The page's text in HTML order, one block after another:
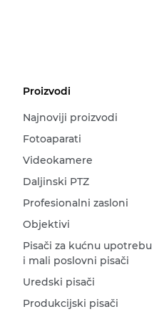
Proizvodi
Najnoviji proizvodi
Fotoaparati
Videokamere
Daljinski PTZ
Profesionalni zasloni
Objektivi
Pisači za kućnu upotrebu
i mali poslovni pisači
Uredski pisači
Produkcijski pisači